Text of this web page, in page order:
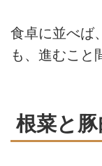
食卓に並べば
も、進むこと
根菜と